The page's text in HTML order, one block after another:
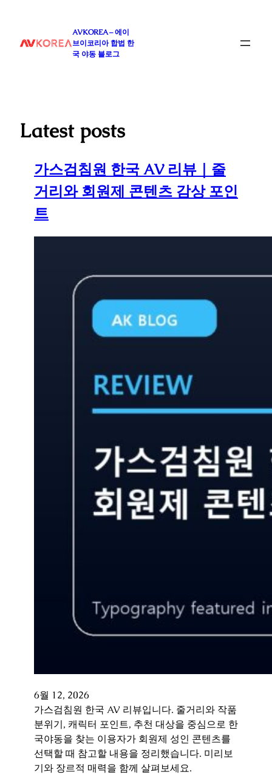
AVKOREA – 에이
브이코리아 합법 한
국 야동 블로그
Latest posts
가스검침원 한국 AV 리뷰｜줄
거리와 회원제 콘텐츠 감상 포인
트
6월 12, 2026
가스검침원 한국 AV 리뷰입니다. 줄거리와 작품
분위기, 캐릭터 포인트, 추천 대상을 중심으로 한
국야동을 찾는 이용자가 회원제 성인 콘텐츠를
선택할 때 참고할 내용을 정리했습니다. 미리보
기와 장르적 매력을 함께 살펴보세요.